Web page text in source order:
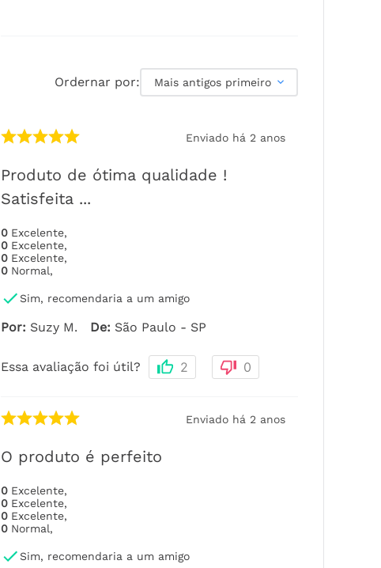
Ordernar por: Mais antigos primeiro
Enviado há 2 anos
Produto de ótima qualidade !
Satisfeita ...
0 Excelente,
0 Excelente,
0 Excelente,
0 Normal,
Sim, recomendaria a um amigo
Por: Suzy M. De: São Paulo - SP
Essa avaliação foi útil? 2 0
Enviado há 2 anos
O produto é perfeito
0 Excelente,
0 Excelente,
0 Excelente,
0 Normal,
Sim, recomendaria a um amigo